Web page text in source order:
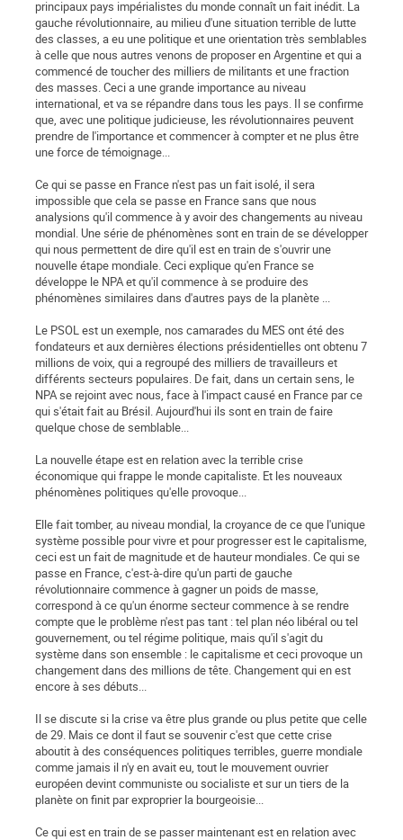
principaux pays impérialistes du monde connaît un fait inédit. La
gauche révolutionnaire, au milieu d'une situation terrible de lutte
des classes, a eu une politique et une orientation très semblables
à celle que nous autres venons de proposer en Argentine et qui a
commencé de toucher des milliers de militants et une fraction
des masses. Ceci a une grande importance au niveau
international, et va se répandre dans tous les pays. Il se confirme
que, avec une politique judicieuse, les révolutionnaires peuvent
prendre de l'importance et commencer à compter et ne plus être
une force de témoignage...
Ce qui se passe en France n'est pas un fait isolé, il sera
impossible que cela se passe en France sans que nous
analysions qu'il commence à y avoir des changements au niveau
mondial. Une série de phénomènes sont en train de se développer
qui nous permettent de dire qu'il est en train de s'ouvrir une
nouvelle étape mondiale. Ceci explique qu'en France se
développe le NPA et qu'il commence à se produire des
phénomènes similaires dans d'autres pays de la planète ...
Le PSOL est un exemple, nos camarades du MES ont été des
fondateurs et aux dernières élections présidentielles ont obtenu 7
millions de voix, qui a regroupé des milliers de travailleurs et
différents secteurs populaires. De fait, dans un certain sens, le
NPA se rejoint avec nous, face à l'impact causé en France par ce
qui s'était fait au Brésil. Aujourd'hui ils sont en train de faire
quelque chose de semblable...
La nouvelle étape est en relation avec la terrible crise
économique qui frappe le monde capitaliste. Et les nouveaux
phénomènes politiques qu'elle provoque...
Elle fait tomber, au niveau mondial, la croyance de ce que l'unique
système possible pour vivre et pour progresser est le capitalisme,
ceci est un fait de magnitude et de hauteur mondiales. Ce qui se
passe en France, c'est-à-dire qu'un parti de gauche
révolutionnaire commence à gagner un poids de masse,
correspond à ce qu'un énorme secteur commence à se rendre
compte que le problème n'est pas tant : tel plan néo libéral ou tel
gouvernement, ou tel régime politique, mais qu'il s'agit du
système dans son ensemble : le capitalisme et ceci provoque un
changement dans des millions de tête. Changement qui en est
encore à ses débuts...
Il se discute si la crise va être plus grande ou plus petite que celle
de 29. Mais ce dont il faut se souvenir c'est que cette crise
aboutit à des conséquences politiques terribles, guerre mondiale
comme jamais il n'y en avait eu, tout le mouvement ouvrier
européen devint communiste ou socialiste et sur un tiers de la
planète on finit par exproprier la bourgeoisie...
Ce qui est en train de se passer maintenant est en relation avec